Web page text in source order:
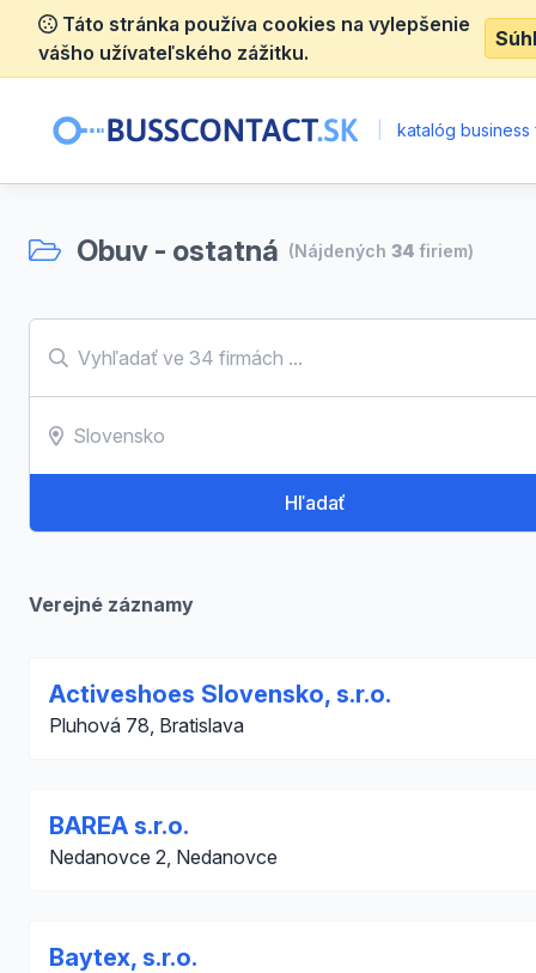
Táto stránka používa cookies na vylepšenie
vášho užívateľského zážitku.
katalóg business
Obuv - ostatná (Nájdených 34 firiem)
Hľadať
Verejné záznamy
Activeshoes Slovensko, s.r.o.
Pluhová 78, Bratislava
BAREA s.r.o.
Nedanovce 2, Nedanovce
Baytex, s.r.o.